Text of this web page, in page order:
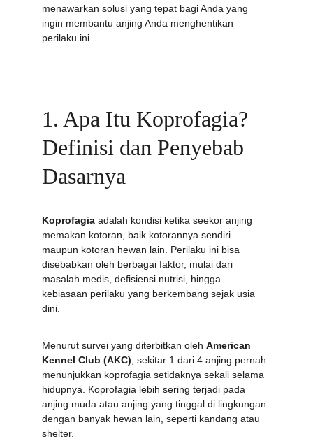
menawarkan solusi yang tepat bagi Anda yang
ingin membantu anjing Anda menghentikan
perilaku ini.
1. Apa Itu Koprofagia?
Definisi dan Penyebab
Dasarnya
Koprofagia adalah kondisi ketika seekor anjing
memakan kotoran, baik kotorannya sendiri
maupun kotoran hewan lain. Perilaku ini bisa
disebabkan oleh berbagai faktor, mulai dari
masalah medis, defisiensi nutrisi, hingga
kebiasaan perilaku yang berkembang sejak usia
dini.
Menurut survei yang diterbitkan oleh American
Kennel Club (AKC) , sekitar 1 dari 4 anjing pernah
menunjukkan koprofagia setidaknya sekali selama
hidupnya. Koprofagia lebih sering terjadi pada
anjing muda atau anjing yang tinggal di lingkungan
dengan banyak hewan lain, seperti kandang atau
shelter.